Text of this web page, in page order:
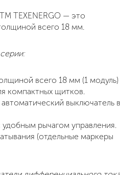
TEXENERGO — это
всего 18 мм.
всего 18 мм (1 модуль)
компактных щитков.
выключатель в
рычагом управления.
(отдельные маркеры